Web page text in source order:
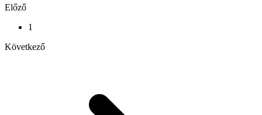
Előző
1
Következő